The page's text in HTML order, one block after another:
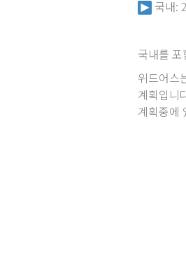
국내:
국내를
위드어스
계획입니
계획중에